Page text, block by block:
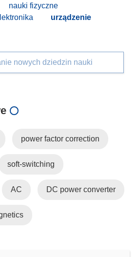
nauki fizyczne
urządzenie
nowych dziedzin nauki
power factor correction
soft-switching
AC DC power converter